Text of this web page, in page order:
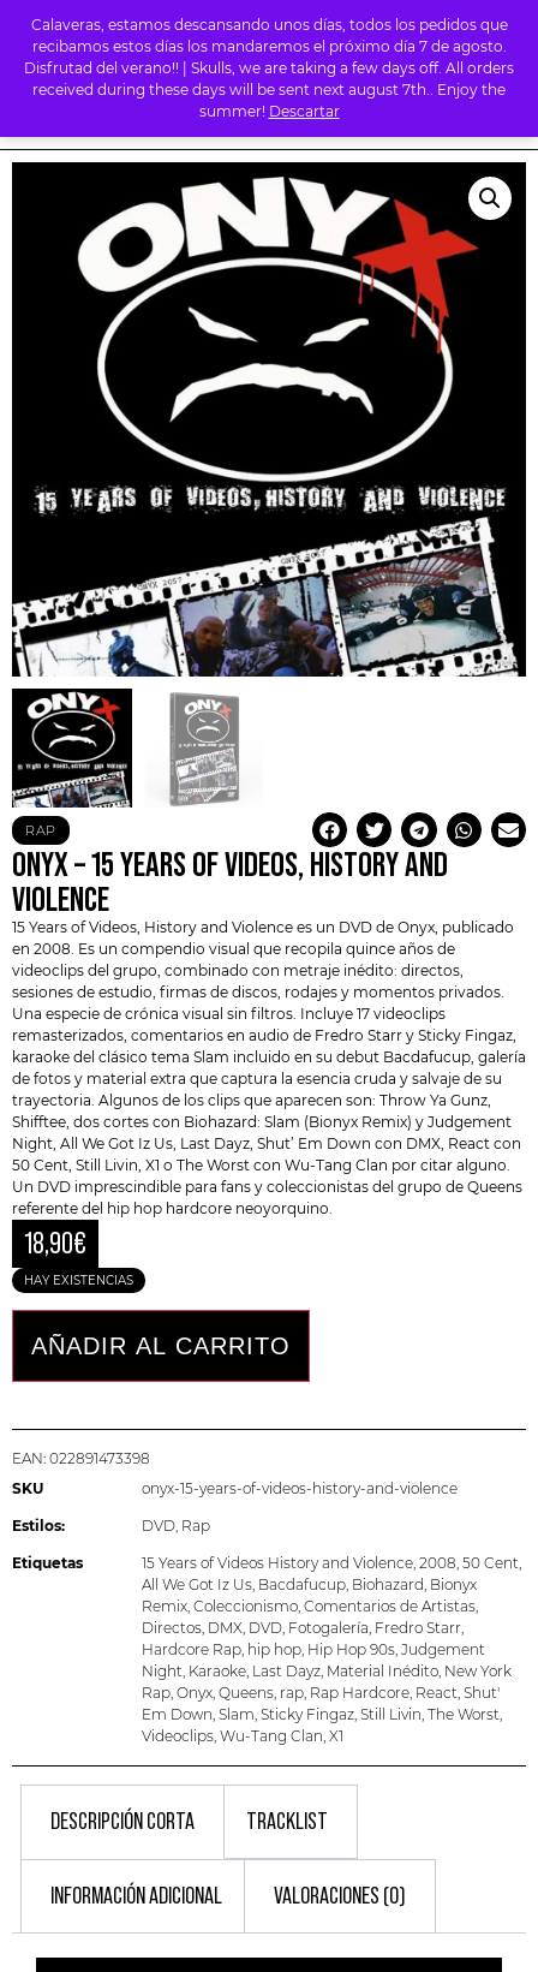
Calaveras, estamos descansando unos días, todos los pedidos que
recibamos estos días los mandaremos el próximo día 7 de agosto.
Disfrutad del verano!! | Skulls, we are taking a few days off. All orders
received during these days will be sent next august 7th.. Enjoy the
summer! Descartar
0
/ ONYX – 15 YEARS OF VIDEOS, HISTORY AND
RAP
ONYX – 15 YEARS OF VIDEOS, HISTORY AND
VIOLENCE
15 Years of Videos, History and Violence es un DVD de Onyx, publicado
en 2008. Es un compendio visual que recopila quince años de
videoclips del grupo, combinado con metraje inédito: directos,
sesiones de estudio, firmas de discos, rodajes y momentos privados.
Una especie de crónica visual sin filtros. Incluye 17 videoclips
remasterizados, comentarios en audio de Fredro Starr y Sticky Fingaz,
karaoke del clásico tema Slam incluido en su debut Bacdafucup, galería
de fotos y material extra que captura la esencia cruda y salvaje de su
trayectoria. Algunos de los clips que aparecen son: Throw Ya Gunz,
Shifftee, dos cortes con Biohazard: Slam (Bionyx Remix) y Judgement
Night, All We Got Iz Us, Last Dayz, Shut’ Em Down con DMX, React con
50 Cent, Still Livin, X1 o The Worst con Wu-Tang Clan por citar alguno.
Un DVD imprescindible para fans y coleccionistas del grupo de Queens
referente del hip hop hardcore neoyorquino.
18,90€
HAY EXISTENCIAS
AÑADIR AL CARRITO
EAN: 022891473398
SKU
onyx-15-years-of-videos-history-and-violence
Estilos: DVD Rap
Etiquetas 15 Years of Videos History and Violence 2008 50 Cent
All We Got Iz Us Bacdafucup Biohazard Bionyx
Remix Coleccionismo Comentarios de Artistas
Directos DMX DVD Fotogalería Fredro Starr
Hardcore Rap hip hop Hip Hop 90s Judgement
Night Karaoke Last Dayz Material Inédito New York
Rap Onyx Queens rap Rap Hardcore React Shut'
Em Down Slam Sticky Fingaz Still Livin The Worst
Videoclips Wu-Tang Clan X1
DESCRIPCIÓN CORTA TRACKLIST
INFORMACIÓN ADICIONAL VALORACIONES (0)